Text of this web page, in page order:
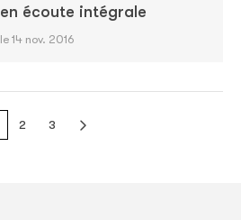
en écoute intégrale
le 14 nov. 2016
2 3